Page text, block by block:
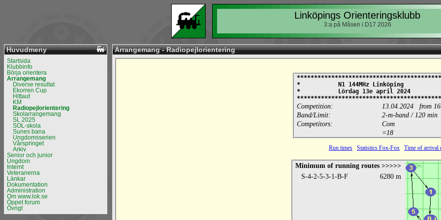
Linköpings Orienteringsklubb
3:a på Måsen i D17 2026
Huvudmeny
Startsida
Klubbinfo
Börja orientera
Arrangemang
Diverse resultat
Ekorren Cup
Hittaut
KM
Radiopejlorientering
Skolarrangemang
SL 2025
SOL-skola
Sunes bana
Ungdomsserien
Vårspringet
Arkiv
Senior och junior
Ungdom
Internt
Veteranerna
Länkar
Dokumentation
Administration
Om www.lok.se
Öppet forum
Övrigt
Arrangemang - Radiopejlorientering